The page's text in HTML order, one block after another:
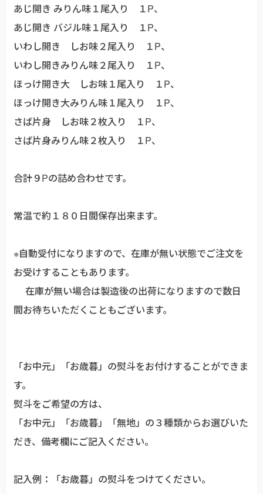
あじ開き みりん味１尾入り １P、
あじ開き バジル味１尾入り １P、
いわし開き しお味２尾入り １P、
いわし開きみりん味２尾入り １P、
ほっけ開き大 しお味１尾入り １P、
ほっけ開き大みりん味１尾入り １P、
さば片身 しお味２枚入り １P、
さば片身みりん味２枚入り １P、
合計９Pの詰め合わせです。
常温で約１８０日間保存出来ます。
※自動受付になりますので、在庫が無い状態でご注文を
お受けすることもあります。
在庫が無い場合は製造後の出荷になりますので数日
間お待ちいただくこともございます。
「お中元」「お歳暮」の熨斗をお付けすることができま
す。
熨斗をご希望の方は、
「お中元」「お歳暮」「無地」の３種類からお選びいた
だき、備考欄にご記入ください。
記入例：「お歳暮」の熨斗をつけてください。